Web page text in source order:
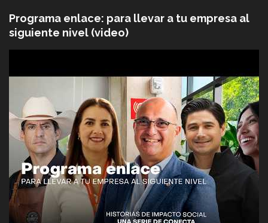
Programa enlace: para llevar a tu empresa al
siguiente nivel (video)